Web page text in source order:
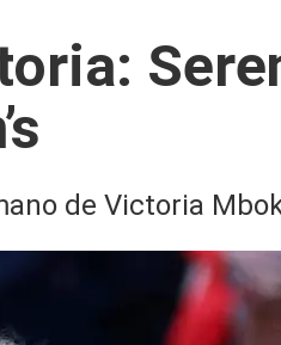
de Victoria